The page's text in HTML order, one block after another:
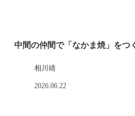
中間の仲間で「なかま焼」をつ
相川靖
2026.06.22